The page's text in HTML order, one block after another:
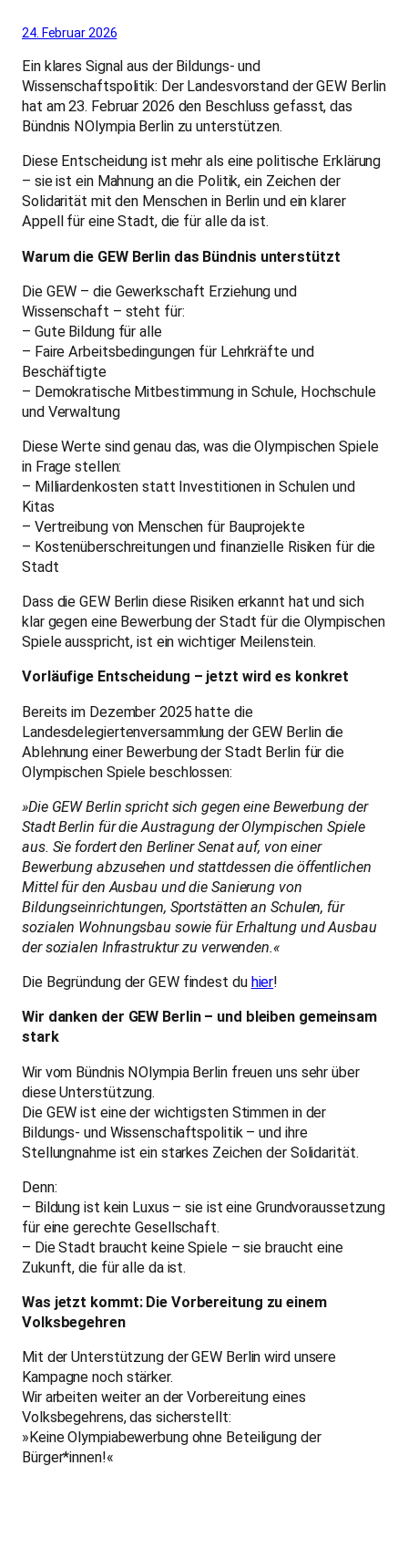
24. Februar 2026
Ein klares Signal aus der Bildungs- und
Wissenschaftspolitik: Der Landesvorstand der GEW Berlin
hat am 23. Februar 2026 den Beschluss gefasst, das
Bündnis NOlympia Berlin zu unterstützen.
Diese Entscheidung ist mehr als eine politische Erklärung
– sie ist ein Mahnung an die Politik, ein Zeichen der
Solidarität mit den Menschen in Berlin und ein klarer
Appell für eine Stadt, die für alle da ist.
Warum die GEW Berlin das Bündnis unterstützt
Die GEW – die Gewerkschaft Erziehung und
Wissenschaft – steht für:
– Gute Bildung für alle
– Faire Arbeitsbedingungen für Lehrkräfte und
Beschäftigte
– Demokratische Mitbestimmung in Schule, Hochschule
und Verwaltung
Diese Werte sind genau das, was die Olympischen Spiele
in Frage stellen:
– Milliardenkosten statt Investitionen in Schulen und
Kitas
– Vertreibung von Menschen für Bauprojekte
– Kostenüberschreitungen und finanzielle Risiken für die
Stadt
Dass die GEW Berlin diese Risiken erkannt hat und sich
klar gegen eine Bewerbung der Stadt für die Olympischen
Spiele ausspricht, ist ein wichtiger Meilenstein.
Vorläufige Entscheidung – jetzt wird es konkret
Bereits im Dezember 2025 hatte die
Landesdelegiertenversammlung der GEW Berlin die
Ablehnung einer Bewerbung der Stadt Berlin für die
Olympischen Spiele beschlossen:
»Die GEW Berlin spricht sich gegen eine Bewerbung der
Stadt Berlin für die Austragung der Olympischen Spiele
aus. Sie fordert den Berliner Senat auf, von einer
Bewerbung abzusehen und stattdessen die öffentlichen
Mittel für den Ausbau und die Sanierung von
Bildungseinrichtungen, Sportstätten an Schulen, für
sozialen Wohnungsbau sowie für Erhaltung und Ausbau
der sozialen Infrastruktur zu verwenden.«
Die Begründung der GEW findest du hier!
Wir danken der GEW Berlin – und bleiben gemeinsam
stark
Wir vom Bündnis NOlympia Berlin freuen uns sehr über
diese Unterstützung.
Die GEW ist eine der wichtigsten Stimmen in der
Bildungs- und Wissenschaftspolitik – und ihre
Stellungnahme ist ein starkes Zeichen der Solidarität.
Denn:
– Bildung ist kein Luxus – sie ist eine Grundvoraussetzung
für eine gerechte Gesellschaft.
– Die Stadt braucht keine Spiele – sie braucht eine
Zukunft, die für alle da ist.
Was jetzt kommt: Die Vorbereitung zu einem
Volksbegehren
Mit der Unterstützung der GEW Berlin wird unsere
Kampagne noch stärker.
Wir arbeiten weiter an der Vorbereitung eines
Volksbegehrens, das sicherstellt:
»Keine Olympiabewerbung ohne Beteiligung der
Bürger*innen!«